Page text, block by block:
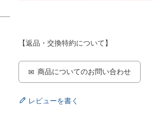
【返品・交換特約について】
商品についてのお問い合わせ
レビューを書く